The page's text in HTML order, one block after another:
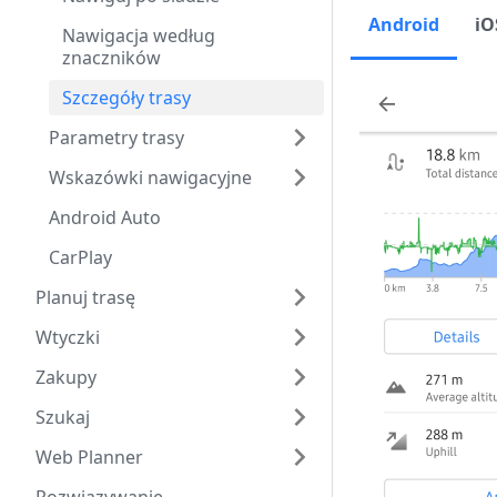
Nawigacja według
znaczników
Szczegóły trasy
Parametry trasy
Wskazówki nawigacyjne
Android Auto
CarPlay
Planuj trasę
Wtyczki
Zakupy
Szukaj
Web Planner
Android